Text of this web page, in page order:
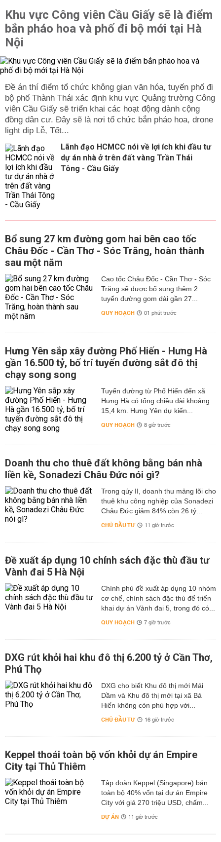
Khu vực Công viên Cầu Giấy sẽ là điểm
bắn pháo hoa và phố đi bộ mới tại Hà
Nội
Đề án thí điểm tổ chức không gian văn hóa, tuyến phố đi
bộ phố Thành Thái xác định khu vực Quảng trường Công
viên Cầu Giấy sẽ triển khai các hoạt động dành cộng
đồng dân cư. Đây sẽ là nơi tổ chức bắn pháo hoa, drone
light dịp Lễ, Tết...
Lãnh đạo HCMCC nói về lợi ích khi đầu tư
dự án nhà ở trên đất vàng Trần Thái
Tông - Cầu Giấy
Bổ sung 27 km đường gom hai bên cao tốc
Châu Đốc - Cần Thơ - Sóc Trăng, hoàn thành
sau một năm
Cao tốc Châu Đốc - Cần Thơ - Sóc
Trăng sẽ được bổ sung thêm 2
tuyến đường gom dài gần 27...
QUY HOẠCH 01 phút trước
Hưng Yên sắp xây đường Phố Hiến - Hưng Hà
gần 16.500 tỷ, bố trí tuyến đường sắt đô thị
chạy song song
Tuyến đường từ Phố Hiến đến xã
Hưng Hà có tổng chiều dài khoảng
15,4 km. Hưng Yên dự kiến...
QUY HOẠCH 8 giờ trước
Doanh thu cho thuê đất không bằng bán nhà
liền kề, Sonadezi Châu Đức nói gì?
Trong qúy II, doanh thu mảng lõi cho
thuê khu công nghiệp của Sonadezi
Châu Đức giảm 84% còn 26 tỷ...
CHỦ ĐẦU TƯ 11 giờ trước
Đề xuất áp dụng 10 chính sách đặc thù đầu tư
Vành đai 5 Hà Nội
Chính phủ đề xuất áp dụng 10 nhóm
cơ chế, chính sách đặc thù để triển
khai dự án Vành đai 5, trong đó có...
QUY HOẠCH 7 giờ trước
DXG rút khỏi hai khu đô thị 6.200 tỷ ở Cần Thơ,
Phú Thọ
DXG cho biết Khu đô thị mới Mái
Dầm và Khu đô thị mới tại xã Bá
Hiến không còn phù hợp với...
CHỦ ĐẦU TƯ 16 giờ trước
Keppel thoái toàn bộ vốn khỏi dự án Empire
City tại Thủ Thiêm
Tập đoàn Keppel (Singapore) bán
toàn bộ 40% vốn tại dự án Empire
City với giá 270 triệu USD, chấm...
DỰ ÁN 11 giờ trước